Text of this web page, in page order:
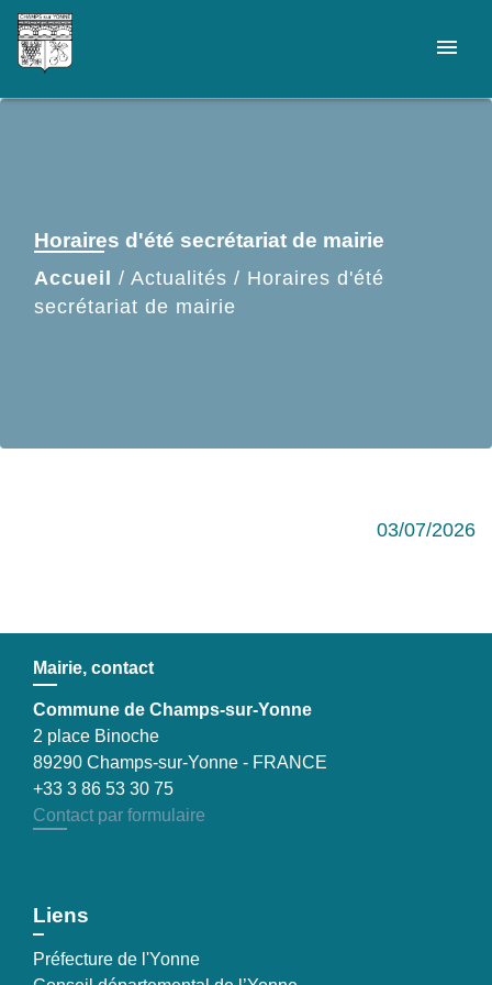
menu
Horaires d'été secrétariat de mairie
Accueil / Actualités / Horaires d'été
secrétariat de mairie
03/07/2026
Mairie, contact
Commune de Champs-sur-Yonne
2 place Binoche
89290 Champs-sur-Yonne - FRANCE
+33 3 86 53 30 75
Contact par formulaire
Liens
Préfecture de l'Yonne